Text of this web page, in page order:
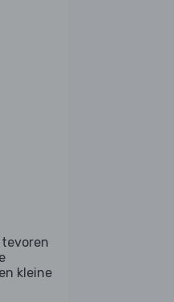
kleine